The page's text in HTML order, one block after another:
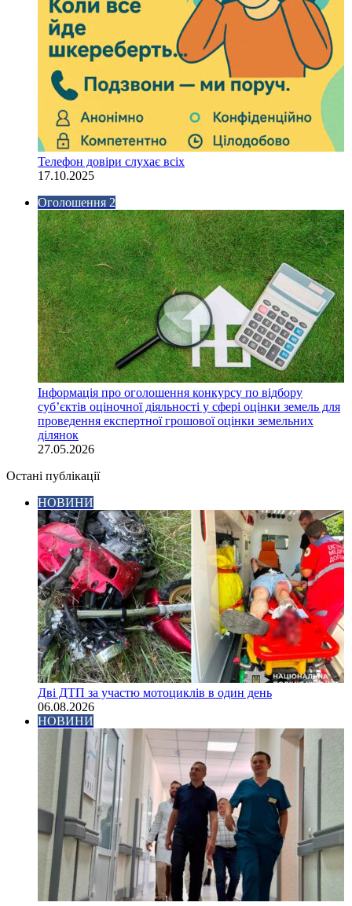
Телефон довіри слухає всіх
17.10.2025
Оголошення 2
Інформація про оголошення конкурсу по відбору
суб’єктів оціночної діяльності у сфері оцінки земель для
проведення експертної грошової оцінки земельних
ділянок
27.05.2026
Остані публікації
НОВИНИ
Дві ДТП за участю мотоциклів в один день
06.08.2026
НОВИНИ